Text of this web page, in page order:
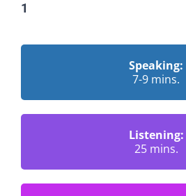
1
Speaking:
7-9 mins.
Listening:
25 mins.